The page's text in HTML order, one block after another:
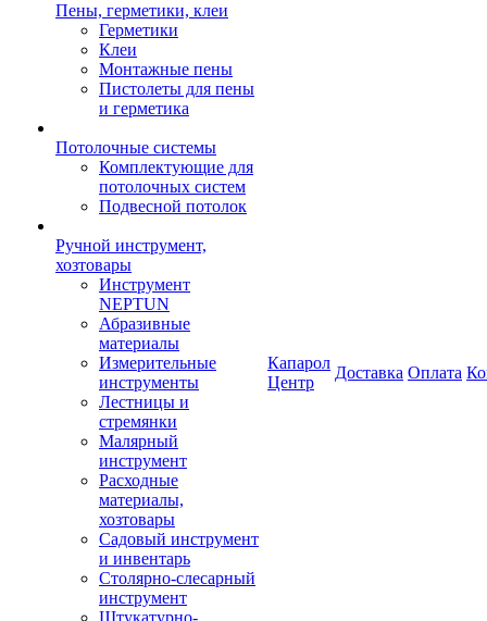
Пены, герметики, клеи
Герметики
Клеи
Монтажные пены
Пистолеты для пены
и герметика
Потолочные системы
Комплектующие для
потолочных систем
Подвесной потолок
Ручной инструмент,
хозтовары
Инструмент
NEPTUN
Абразивные
материалы
Измерительные
инструменты
Лестницы и
стремянки
Малярный
инструмент
Расходные
материалы,
хозтовары
Садовый инструмент
и инвентарь
Столярно-слесарный
инструмент
Капарол
Центр
Доставка Оплата